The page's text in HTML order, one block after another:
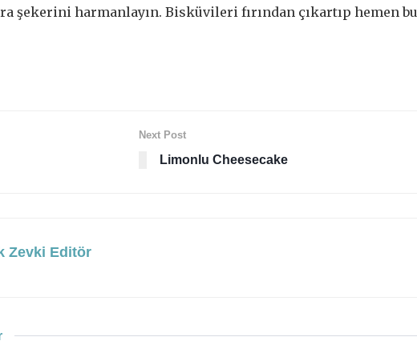
şekerini harmanlayın. Bisküvileri fırından çıkartıp hemen bu
Next Post
Limonlu Cheesecake
Zevki Editör